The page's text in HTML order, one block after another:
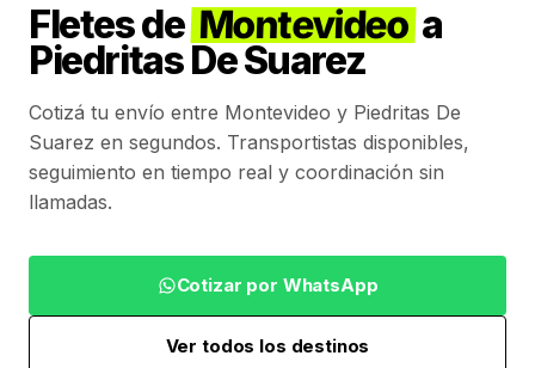
Fletes de Montevideo a
Piedritas De Suarez
Cotizá tu envío entre Montevideo y Piedritas De
Suarez en segundos. Transportistas disponibles,
seguimiento en tiempo real y coordinación sin
llamadas.
Cotizar por WhatsApp
Ver todos los destinos